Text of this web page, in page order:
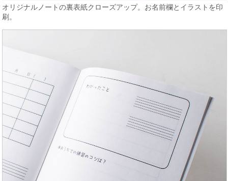
オリジナルノートの裏表紙クローズアップ。お名前欄とイラストを印
刷。